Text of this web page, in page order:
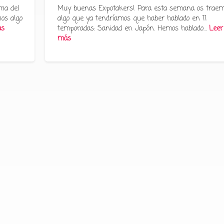
del
algo
Muy buenas Expotakers! Para esta semana os
algo que ya tendríamos que haber hablado en 11
temporadas: Sanidad en Japón. Hemos hablado…Leer
más